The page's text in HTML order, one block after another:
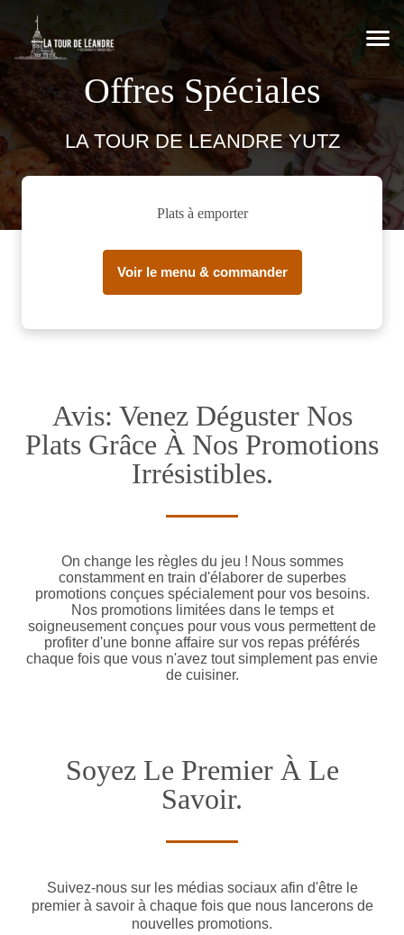
Offres Spéciales
LA TOUR DE LEANDRE YUTZ
Plats à emporter
Voir le menu & commander
Avis: Venez Déguster Nos
Plats Grâce À Nos Promotions
Irrésistibles.
On change les règles du jeu ! Nous sommes
constamment en train d'élaborer de superbes
promotions conçues spécialement pour vos besoins.
Nos promotions limitées dans le temps et
soigneusement conçues pour vous vous permettent de
profiter d'une bonne affaire sur vos repas préférés
chaque fois que vous n'avez tout simplement pas envie
de cuisiner.
Soyez Le Premier À Le
Savoir.
Suivez-nous sur les médias sociaux afin d'être le
premier à savoir à chaque fois que nous lancerons de
nouvelles promotions.